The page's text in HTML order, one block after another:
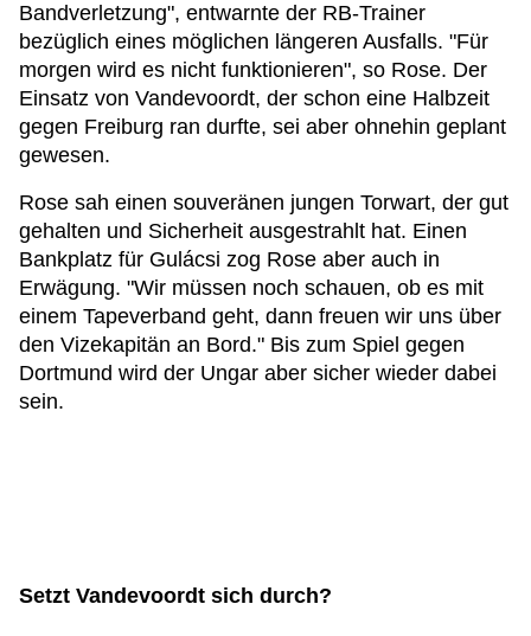
Bandverletzung", entwarnte der RB-Trainer
bezüglich eines möglichen längeren Ausfalls. "Für
morgen wird es nicht funktionieren", so Rose. Der
Einsatz von Vandevoordt, der schon eine Halbzeit
gegen Freiburg ran durfte, sei aber ohnehin geplant
gewesen.
Rose sah einen souveränen jungen Torwart, der gut
gehalten und Sicherheit ausgestrahlt hat. Einen
Bankplatz für Gulácsi zog Rose aber auch in
Erwägung. "Wir müssen noch schauen, ob es mit
einem Tapeverband geht, dann freuen wir uns über
den Vizekapitän an Bord." Bis zum Spiel gegen
Dortmund wird der Ungar aber sicher wieder dabei
sein.
Setzt Vandevoordt sich durch?